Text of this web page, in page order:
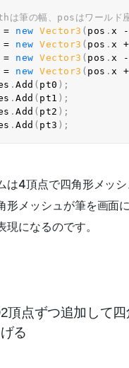
筆の幅、posはワールド
= new Vector3 ( pos .x -
= new Vector3 ( pos .x +
= new Vector3 ( pos .x -
= new Vector3 ( pos .x +
.Add ( pt0 ) ;
.Add ( pt1 ) ;
.Add ( pt2 ) ;
.Add ( pt3 ) ;
は4頂点で四角形メッ
形メッシュが筆を画面
現になるのです。
点ずつ追加して四
る